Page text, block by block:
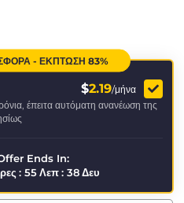
- ΈΚΠΤΩΣΗ 83%
$2.19/μήνα
έπειτα αυτόματη ανανέωση της
Ends In:
: 55 Λεπ : 37 Δευ